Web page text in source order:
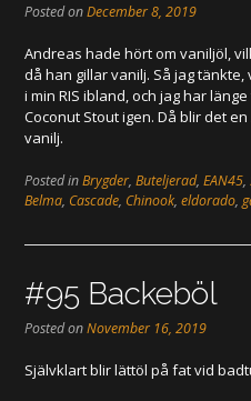
Posted onDecember 8, 2019
Andreas hade hört om vaniljöl,
då han gillar vanilj. Så jag
i min RIS ibland, och jag har
Coconut Stout igen. Då blir det
vanilj.
Posted inBrygder, Buteljerad, EAN45,
Belma, Cascade, Chinook, eldorado,
#95 Backeböl
Posted onNovember 16, 2019
Självklart blir lättöl på fat vid